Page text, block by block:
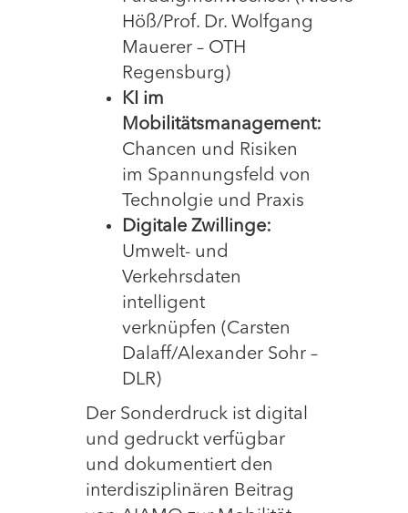
Höß/Prof. Dr. Wolfgang
Mauerer – OTH
Regensburg)
KI im
Mobilitätsmanagement:
Chancen und Risiken
im Spannungsfeld von
Technolgie und Praxis
Digitale Zwillinge:
Umwelt- und
Verkehrsdaten
intelligent
verknüpfen (Carsten
Dalaff/Alexander Sohr –
DLR)
Der Sonderdruck ist digital
und gedruckt verfügbar
und dokumentiert den
interdisziplinären Beitrag